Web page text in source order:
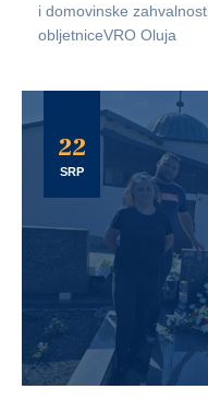
i domovinske
obljetniceVRO Oluja
22
SRP